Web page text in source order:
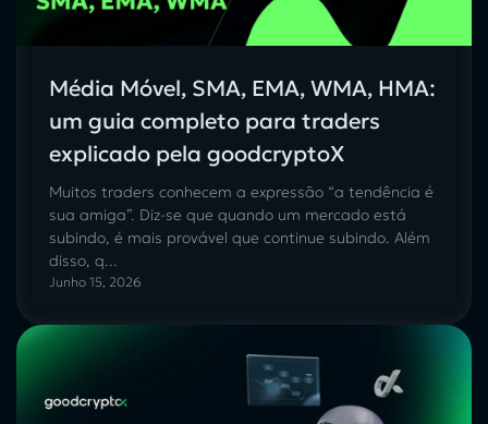
Média Móvel, SMA, EMA, WMA, HMA:
um guia completo para traders
explicado pela goodcryptoX
Muitos traders conhecem a expressão “a tendência é
sua amiga”. Diz-se que quando um mercado está
subindo, é mais provável que continue subindo. Além
disso, q...
Junho 15, 2026